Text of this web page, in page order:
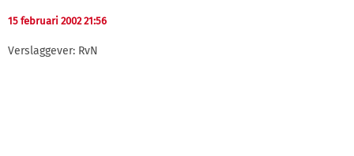
15 februari 2002 21:56
Verslaggever: RvN